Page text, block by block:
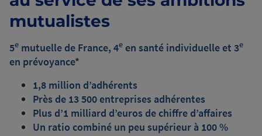
mutualistes
5e mutuelle de France, 4e en santé individuelle et 3e
en prévoyance*
1,8 million d’adhérents
Près de 13 500 entreprises adhérentes
Plus d’1 milliard d’euros de chiffre d’affaires
Un ratio combiné un peu supérieur à 100 %